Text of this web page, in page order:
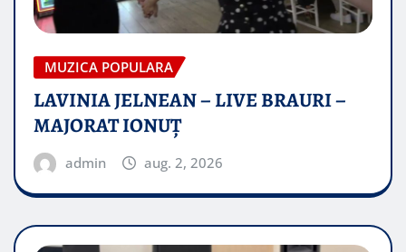
MUZICA POPULARA
LAVINIA JELNEAN – LIVE BRAURI –
MAJORAT IONUŢ
admin aug. 2, 2026